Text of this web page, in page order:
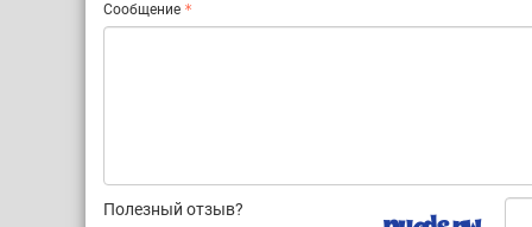
Сообщение
Полезный отзыв?